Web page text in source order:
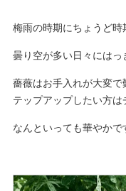
梅雨の時期にちょうど時
曇り空が多い日々にはっ
薔薇はお手入れが大変
テップアップしたい方は
なんといっても華やかで